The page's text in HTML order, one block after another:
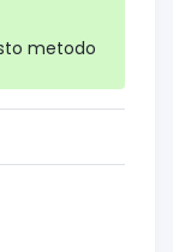
metodo